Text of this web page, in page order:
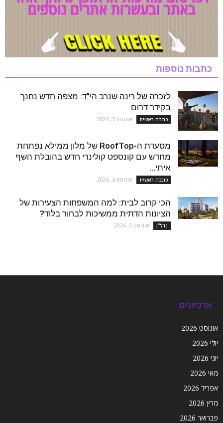
כתבות נוספות
לזכרה של רינה שנרב הי"ד: מצפה חדש נחנך
בקידר דרום
כתבה ראשית אוגוסט 5, 2026
מסעדת ה-RoofTop של מלון ממילא נפתחת
מחדש עם קונספט קולינרי חדש בהובלת השף
איתי...
כתבה ראשית אוגוסט 5, 2026
הכי קרוב לבית: למה המשפחות הצעירות של
הציונות הדתית ממשיכות לבחור בלוד?
נדל''ן אוגוסט 5, 2026
ארכיונים
אוגוסט 2026
יולי 2026
יוני 2026
מאי 2026
אפריל 2026
מרץ 2026
פברואר 2026